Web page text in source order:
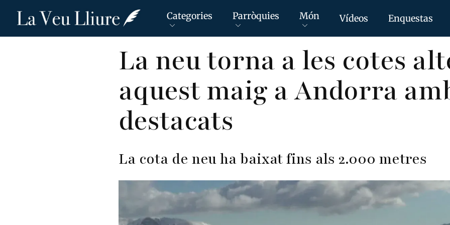
Vés
Categories Parròquies Món Vídeos Enquestas
La neu torna a les cotes
aquest maig a Andorra
destacats
La cota de neu ha baixat fins als 2.000 metres